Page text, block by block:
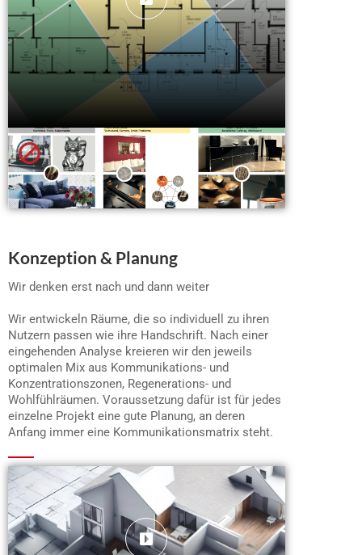
Konzeption & Planung
Wir denken erst nach und dann weiter
Wir entwickeln Räume, die so individuell zu ihren
Nutzern passen wie ihre Handschrift. Nach einer
eingehenden Analyse kreieren wir den jeweils
optimalen Mix aus Kommunikations- und
Konzentrationszonen, Regenerations- und
Wohlfühlräumen. Voraussetzung dafür ist für jedes
einzelne Projekt eine gute Planung, an deren
Anfang immer eine Kommunikationsmatrix steht.